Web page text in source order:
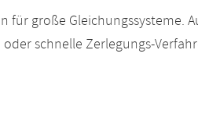
große Gleichungssysteme.
schnelle Zerlegungs-